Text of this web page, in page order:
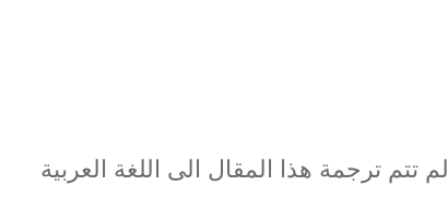
لم تتم ترجمة هذا المقال الى اللغة العربية